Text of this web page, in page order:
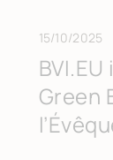
15/10/2025
Green